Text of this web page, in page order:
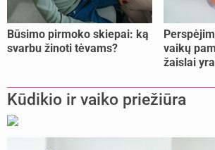
Būsimo pirmoko skiepai: ką
svarbu žinoti tėvams?
vaikų
žaislai
Kūdikio ir vaiko priežiūra